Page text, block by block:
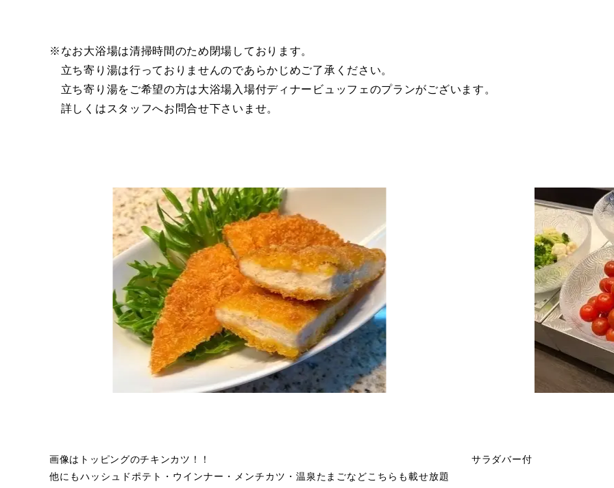
※なお大浴場は清掃時間のため閉場しております。
立ち寄り湯は行っておりませんのであらかじめご了承ください。
立ち寄り湯をご希望の方は大浴場入場付ディナービュッフェのプランがございます。
詳しくはスタッフへお問合せ下さいませ。
画像はトッピングのチキンカツ！！
他にもハッシュドポテト・ウインナー・メンチカツ・温泉たまごなどこちらも載せ放題
サラダバー付